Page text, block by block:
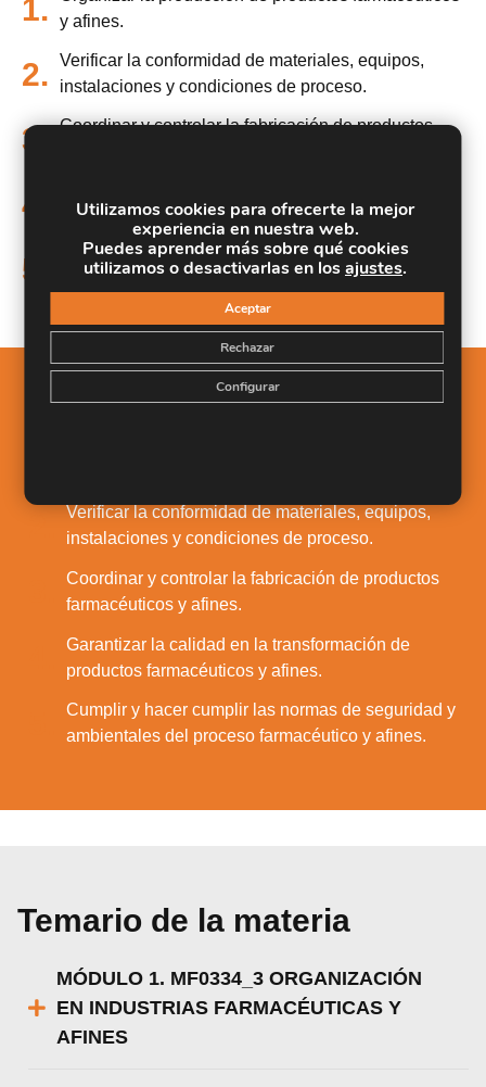
1.
y afines.
2.
Verificar la conformidad de materiales, equipos,
instalaciones y condiciones de proceso.
3.
Coordinar y controlar la fabricación de productos
4.
productos farmacéuticos y afines.
5.
Cumplir y hacer cumplir las normas de seguridad y
ambientales del proceso farmacéutico y afines.
Salidas Profesionales
Verificar la conformidad de materiales, equipos,
instalaciones y condiciones de proceso.
Coordinar y controlar la fabricación de productos
farmacéuticos y afines.
Garantizar la calidad en la transformación de
productos farmacéuticos y afines.
Cumplir y hacer cumplir las normas de seguridad y
ambientales del proceso farmacéutico y afines.
Temario de la materia
MÓDULO 1. MF0334_3 ORGANIZACIÓN
EN INDUSTRIAS FARMACÉUTICAS Y
AFINES
Utilizamos cookies para ofrecerte la mejor
experiencia en nuestra web.
Puedes aprender más sobre qué cookies
utilizamos o desactivarlas en losajustes.
Aceptar
Rechazar
Configurar